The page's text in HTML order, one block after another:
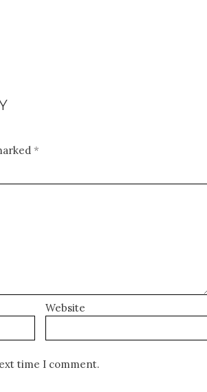
*
Website
time I comment.